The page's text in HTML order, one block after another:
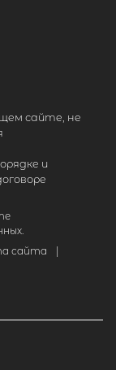
сайте, не
и
сайта